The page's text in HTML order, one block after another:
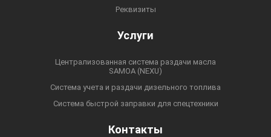
Реквизиты
Услуги
Централизованная система раздачи масла
SAMOA (NEXU)
Система учета и раздачи дизельного топлива
Система быстрой заправки для спецтехники
Контакты